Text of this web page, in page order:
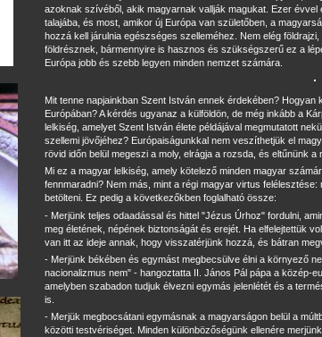
azoknak szívéből, akik magyarnak vallják magukat. Ezer
talajába, és most, amikor új Európa van születőben, a
hozzá kell járulnia egészséges szelleméhez. Nem elég
földrésznek, bármennyire is hasznos és szükségszerű ez a
Európa jobb és szebb legyen minden nemzet számára.
Mit tenne napjainkban Szent István ennek érdekében?
Európában? A kérdés ugyanaz a külföldön, de még inkább a
lelkiség, amelyet Szent István élete példájával megmutatott
szellemi jövőjéhez? Európaiságunkkal nem veszíthetjük el
rövid időn belül megeszi a moly, elrágja a rozsda, és eltűnünk a
Mi ez a magyar lelkiség, amely kötelező minden magyar
fennmaradni? Nem más, mint a régi magyar virtus
betölteni. Ez pedig a következőkben foglalható össze:
- Merjünk teljes odaadással és hittel "Jézus Úrhoz" fordulni,
meg életének, népének biztonságát és erejét. Ha elfelejtettük
van itt az ideje annak, hogy visszatérjünk hozzá, és bátran
- Merjünk békében és egymást megbecsülve élni a környező
nacionalizmus nem" - hangoztatta II. János Pál pápa a közép-
amelyben szabadon tudjuk élvezni egymás jelenlétét és a
is.
- Merjük megbocsátani egymásnak a magyarságon belül a
közötti testvériséget. Minden különbözőségünk ellenére